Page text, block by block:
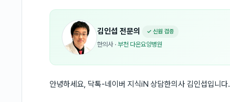
김인섭 전문의 ✓ 신원 검증
한의사 · 부천 다온요양병원
안녕하세요, 닥톡-네이버 지식iN 상담한의사 김인섭입니다.